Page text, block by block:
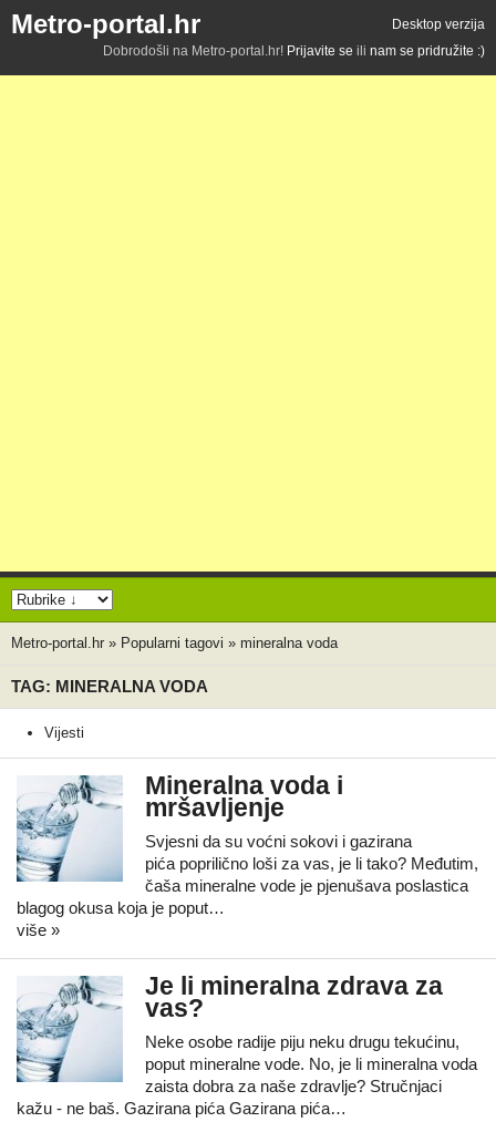
Metro-portal.hr
Desktop verzija
Dobrodošli na Metro-portal.hr! Prijavite se ili nam se pridružite :)
Metro-portal.hr » Popularni tagovi » mineralna voda
TAG: MINERALNA VODA
Vijesti
Mineralna voda i
mršavljenje
Svjesni da su voćni sokovi i gazirana
pića poprilično loši za vas, je li tako? Međutim,
čaša mineralne vode je pjenušava poslastica
blagog okusa koja je poput…
više »
Je li mineralna zdrava za
vas?
Neke osobe radije piju neku drugu tekućinu,
poput mineralne vode. No, je li mineralna voda
zaista dobra za naše zdravlje? Stručnjaci
kažu - ne baš. Gazirana pića Gazirana pića…